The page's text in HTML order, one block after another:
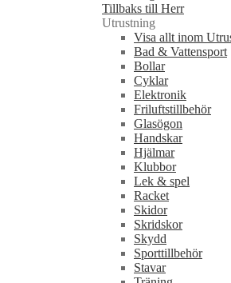
Tillbaks till Herr
Utrustning
Visa allt inom
Bad & Vattensport
Bollar
Cyklar
Elektronik
Friluftstillbehör
Glasögon
Handskar
Hjälmar
Klubbor
Lek & spel
Racket
Skidor
Skridskor
Skydd
Sporttillbehör
Stavar